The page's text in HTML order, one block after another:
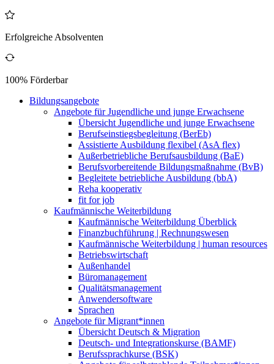
Erfolgreiche Absolventen
100% Förderbar
Bildungsangebote
Angebote für Jugendliche und junge Erwachsene
Übersicht Jugendliche und junge Erwachsene
Berufseinstiegsbegleitung (BerEb)
Assistierte Ausbildung flexibel (AsA flex)
Außerbetriebliche Berufsausbildung (BaE)
Berufsvorbereitende Bildungsmaßnahme (BvB)
Begleitete betriebliche Ausbildung (bbA)
Reha kooperativ
fit for job
Kaufmännische Weiterbildung
Kaufmännische Weiterbildung Überblick
Finanzbuchführung | Rechnungswesen
Kaufmännische Weiterbildung | human resources
Betriebswirtschaft
Außenhandel
Büromanagement
Qualitätsmanagement
Anwendersoftware
Sprachen
Angebote für Migrant*innen
Übersicht Deutsch & Migration
Deutsch- und Integrationskurse (BAMF)
Berufssprachkurse (BSK)